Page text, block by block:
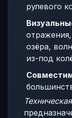
рулевого
озёра,
из-под